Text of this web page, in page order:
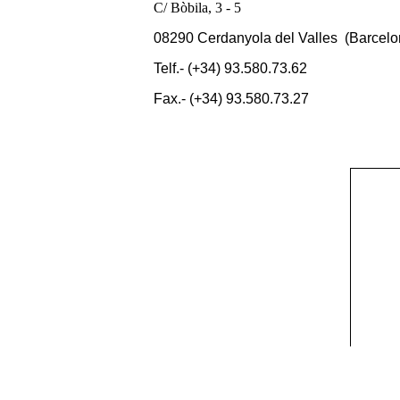
C/ Bòbila, 3 - 5
08290 Cerdanyola del Valles
Telf.- (+34) 93.580.73.62
Fax.- (+34) 93.580.73.27